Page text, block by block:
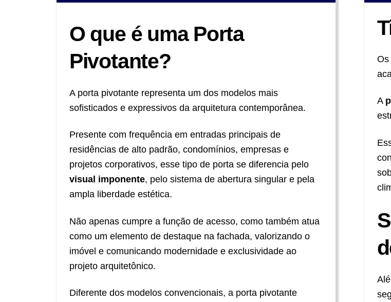
O que é uma Porta
Pivotante?
A porta pivotante representa um dos modelos mais
sofisticados e expressivos da arquitetura contemporânea.
Presente com frequência em entradas principais de
residências de alto padrão, condomínios, empresas e
projetos corporativos, esse tipo de porta se diferencia pelo
visual imponente, pelo sistema de abertura singular e pela
ampla liberdade estética.
Não apenas cumpre a função de acesso, como também atua
como um elemento de destaque na fachada, valorizando o
imóvel e comunicando modernidade e exclusividade ao
projeto arquitetônico.
Diferente dos modelos convencionais, a porta pivotante
Os
A